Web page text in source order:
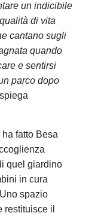
un indicibile
di vita
cantano sugli
quando
e sentirsi
parco dopo
fatto Besa
quel giardino
in cura
spazio
restituisce il